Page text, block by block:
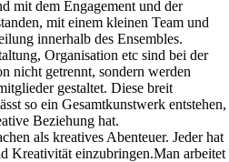
mit dem Engagement und der
mit einem kleinen Team und
innerhalb des Ensembles.
Organisation etc sind bei der
nicht getrennt, sondern werden
gestaltet. Diese breit
so ein Gesamtkunstwerk entstehen,
Beziehung hat.
als kreatives Abenteuer. Jeder hat
Kreativität einzubringen.Man arbeitet